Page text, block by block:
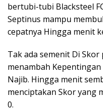
bertubi-tubi Blacksteel
Septinus mampu
cepatnya Hingga menit
Tak ada semenit Di
menambah
Najib. Hingga menit
menciptakan Skor yang
0.